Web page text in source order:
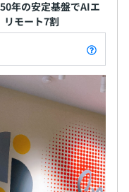
年の安定基盤でAIエ
リモート7割